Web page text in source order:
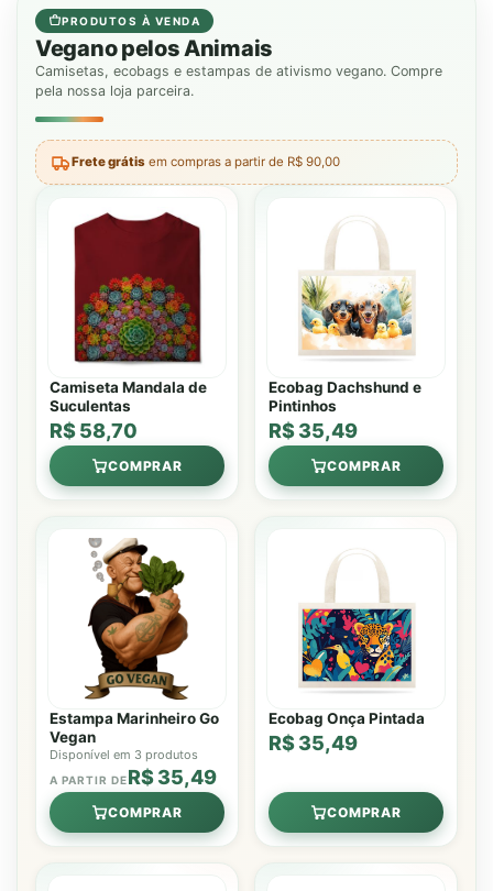
PRODUTOS À VENDA
Vegano pelos Animais
Camisetas, ecobags e estampas de ativismo vegano. Compre
pela nossa loja parceira.
Frete grátis em compras a partir de R$ 90,00
Camiseta Mandala de
Suculentas
R$ 58,70
COMPRAR
Ecobag Dachshund e
Pintinhos
R$ 35,49
COMPRAR
Estampa Marinheiro Go
Vegan
Disponível em 3 produtos
A PARTIR DER$ 35,49
COMPRAR
Ecobag Onça Pintada
R$ 35,49
COMPRAR